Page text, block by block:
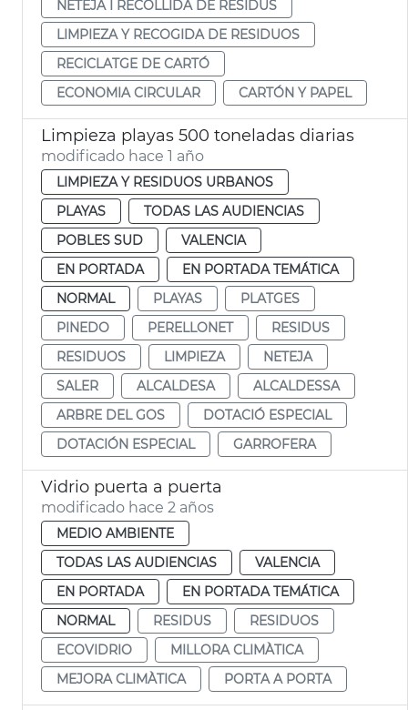
NETEJA I RECOLLIDA DE RESIDUS
LIMPIEZA Y RECOGIDA DE RESIDUOS
RECICLATGE DE CARTÓ
ECONOMIA CIRCULAR
CARTÓN Y PAPEL
Limpieza playas 500 toneladas diarias
modificado hace 1 año
LIMPIEZA Y RESIDUOS URBANOS
PLAYAS
TODAS LAS AUDIENCIAS
POBLES SUD
VALENCIA
EN PORTADA
EN PORTADA TEMÁTICA
NORMAL
PLAYAS
PLATGES
PINEDO
PERELLONET
RESIDUS
RESIDUOS
LIMPIEZA
NETEJA
SALER
ALCALDESA
ALCALDESSA
ARBRE DEL GOS
DOTACIÓ ESPECIAL
DOTACIÓN ESPECIAL
GARROFERA
Vidrio puerta a puerta
modificado hace 2 años
MEDIO AMBIENTE
TODAS LAS AUDIENCIAS
VALENCIA
EN PORTADA
EN PORTADA TEMÁTICA
NORMAL
RESIDUS
RESIDUOS
ECOVIDRIO
MILLORA CLIMÀTICA
MEJORA CLIMÀTICA
PORTA A PORTA